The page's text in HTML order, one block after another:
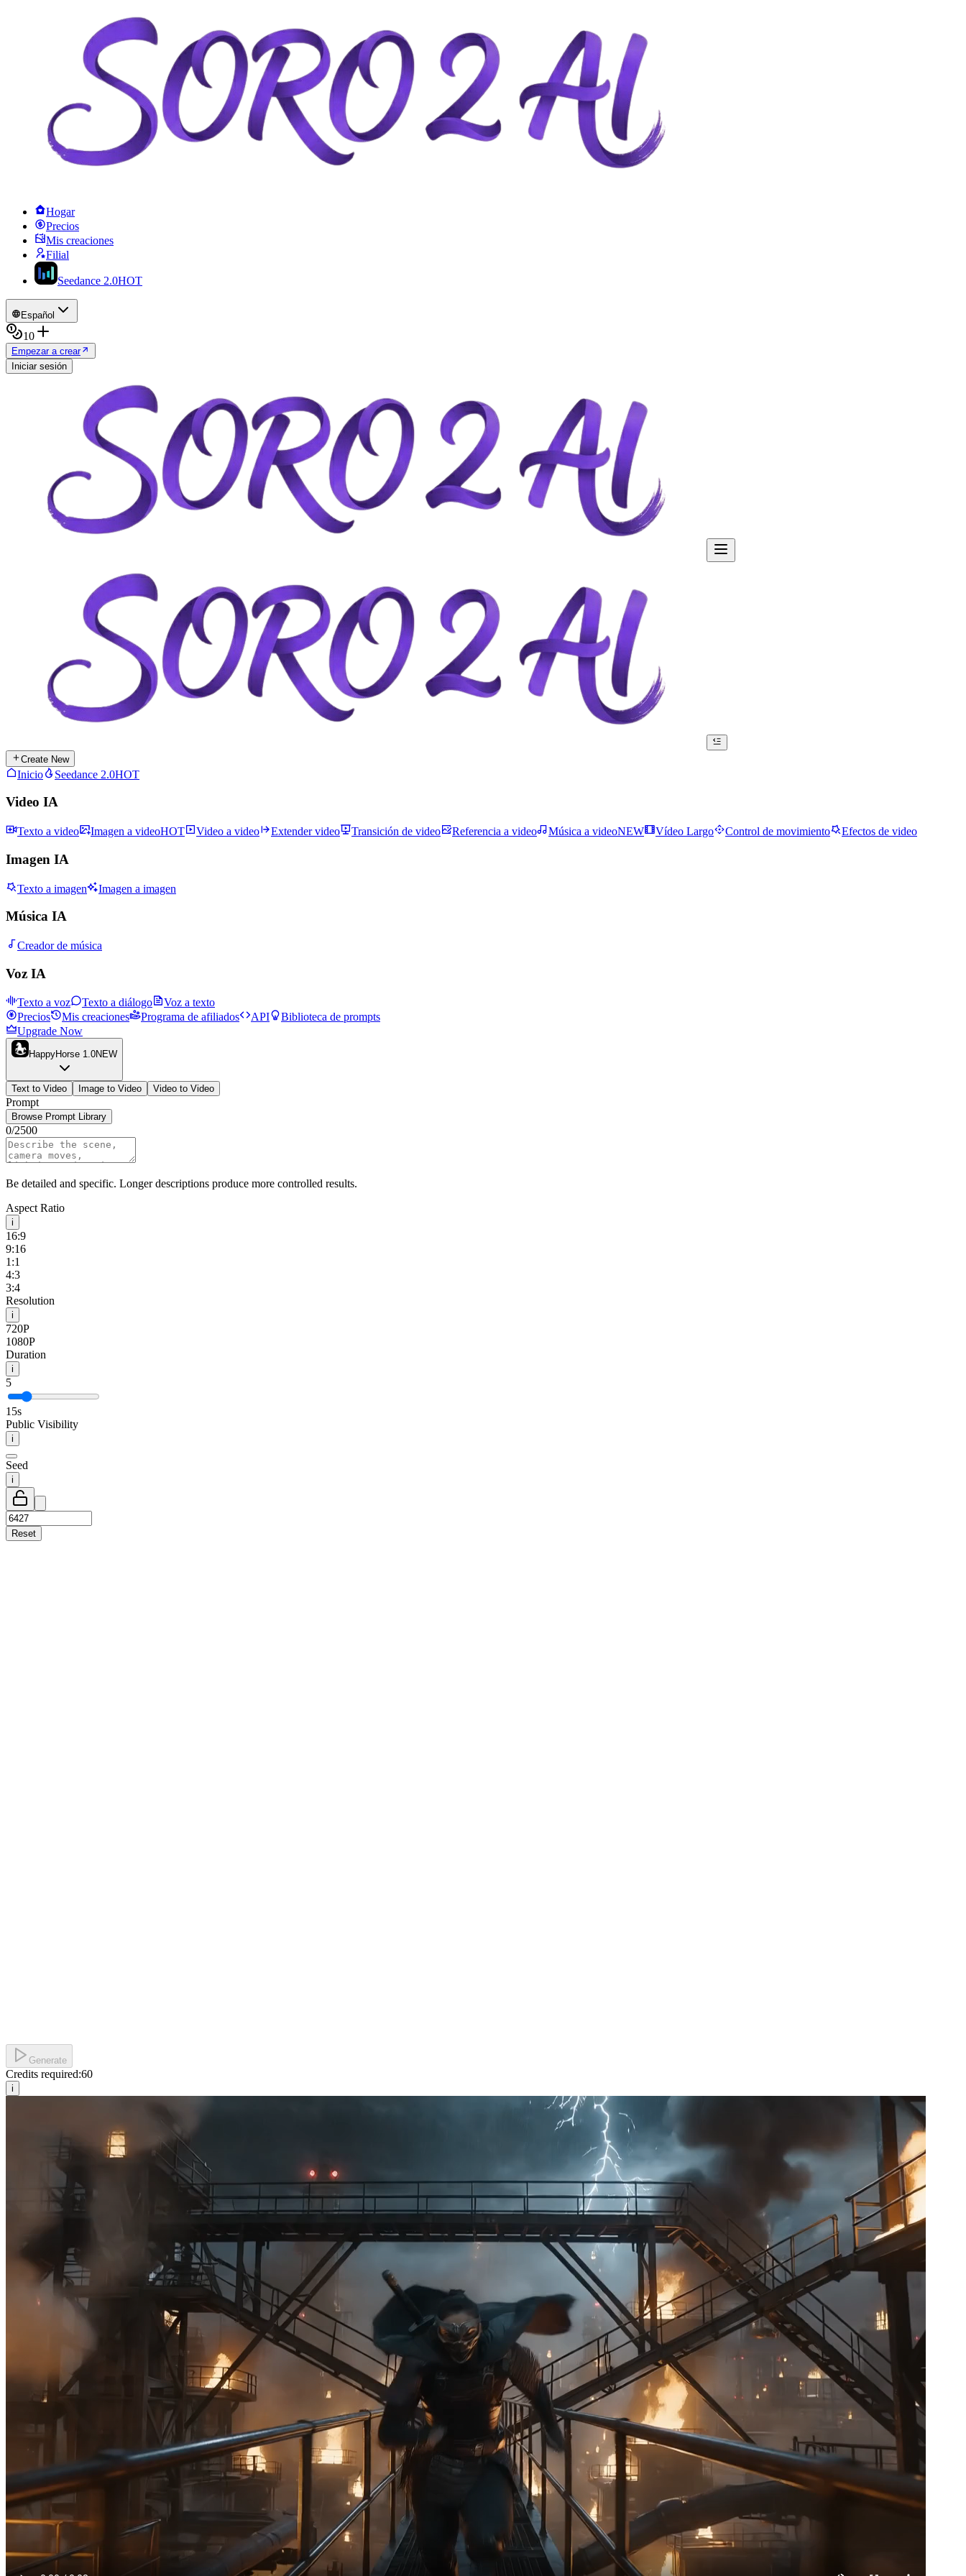
Hogar
Precios
Mis creaciones
Filial
Seedance 2.0HOT
Español
10
Empezar a crear
Iniciar sesión
Create New
Inicio Seedance 2.0HOT
Video IA
Texto a video Imagen a videoHOT Video a video Extender video Transición de video Referencia a video Música a videoNEW Vídeo Largo Control de movimiento Efectos de video
Imagen IA
Texto a imagen Imagen a imagen
Música IA
Creador de música
Voz IA
Texto a voz Texto a diálogo
Voz a texto
Precios
Mis creaciones Programa de afiliados API
Biblioteca de prompts
Upgrade Now
HappyHorse 1.0NEW
Text to Video Image to Video Video to Video
Prompt
Browse Prompt Library
0/2500
Be detailed and specific. Longer descriptions produce more controlled results.
Aspect Ratio
i
16:9
9:16
1:1
4:3
3:4
Resolution
i
720P
1080P
Duration
i
5
15s
Public Visibility
i
Seed
i
Reset
Generate
Credits required:60
i